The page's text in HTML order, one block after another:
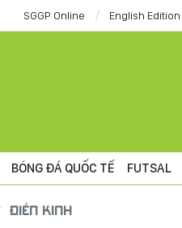
SGGP Online English Edition
BÓNG ĐÁ QUỐC TẾ FUTSAL
ĐIỀN KINH